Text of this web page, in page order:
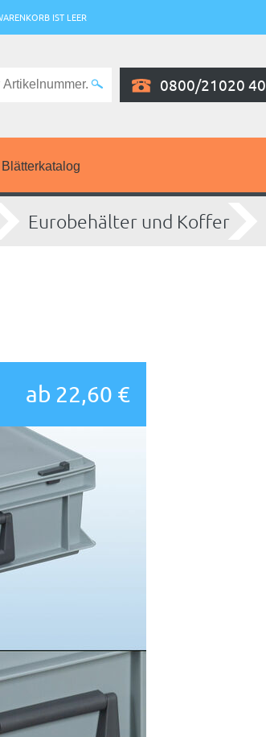
IST LEER
0800/21020 40
Blätterkatalog
Eurobehälter und Koffer
ab 22,60 €